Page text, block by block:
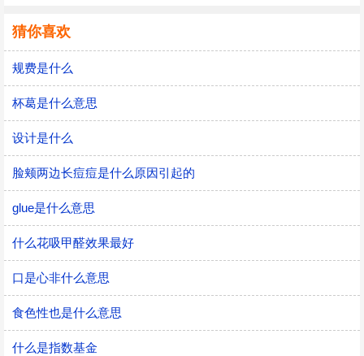
猜你喜欢
规费是什么
杯葛是什么意思
设计是什么
脸颊两边长痘痘是什么原因引起的
glue是什么意思
什么花吸甲醛效果最好
口是心非什么意思
食色性也是什么意思
什么是指数基金